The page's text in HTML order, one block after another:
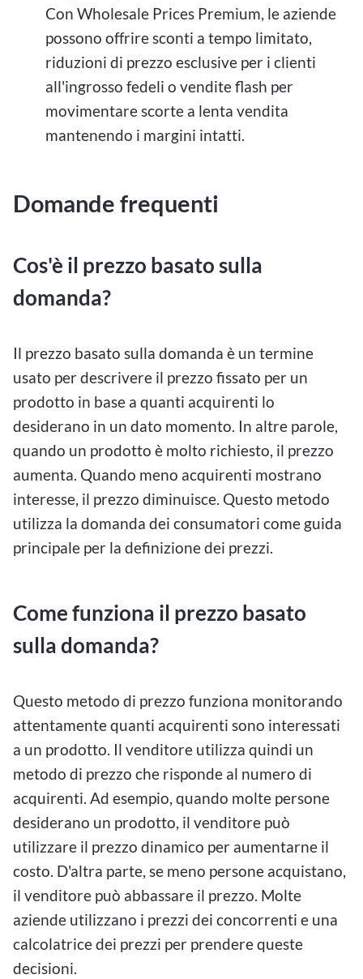
Con Wholesale Prices Premium, le aziende
possono offrire sconti a tempo limitato,
riduzioni di prezzo esclusive per i clienti
all'ingrosso fedeli o vendite flash per
movimentare scorte a lenta vendita
mantenendo i margini intatti.
Domande frequenti
Cos'è il prezzo basato sulla
domanda?
Il prezzo basato sulla domanda è un termine
usato per descrivere il prezzo fissato per un
prodotto in base a quanti acquirenti lo
desiderano in un dato momento. In altre parole,
quando un prodotto è molto richiesto, il prezzo
aumenta. Quando meno acquirenti mostrano
interesse, il prezzo diminuisce. Questo metodo
utilizza la domanda dei consumatori come guida
principale per la definizione dei prezzi.
Come funziona il prezzo basato
sulla domanda?
Questo metodo di prezzo funziona monitorando
attentamente quanti acquirenti sono interessati
a un prodotto. Il venditore utilizza quindi un
metodo di prezzo che risponde al numero di
acquirenti. Ad esempio, quando molte persone
desiderano un prodotto, il venditore può
utilizzare il prezzo dinamico per aumentarne il
costo. D'altra parte, se meno persone acquistano,
il venditore può abbassare il prezzo. Molte
aziende utilizzano i prezzi dei concorrenti e una
calcolatrice dei prezzi per prendere queste
decisioni.